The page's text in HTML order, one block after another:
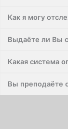
Как я могу
Выдаёте ли Вы
Какая система
Вы преподаёте